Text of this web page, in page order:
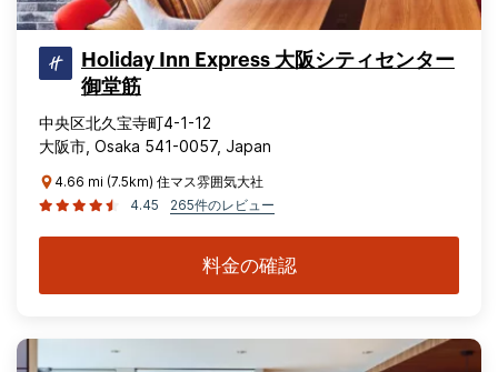
Holiday Inn Express 大阪シティセンター
御堂筋
中央区北久宝寺町4-1-12
大阪市, Osaka 541-0057, Japan
4.66 mi (7.5km) 住マス雰囲気大社
4.45
265件のレビュー
料金の確認